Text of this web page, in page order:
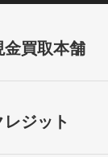
金買取本舗
ジット